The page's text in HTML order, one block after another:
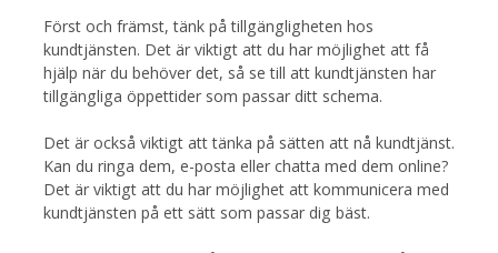
Först och främst, tänk på tillgängligheten hos
kundtjänsten. Det är viktigt att du har möjlighet att få
hjälp när du behöver det, så se till att kundtjänsten har
tillgängliga öppettider som passar ditt schema.
Det är också viktigt att tänka på sätten att nå kundtjänst.
Kan du ringa dem, e-posta eller chatta med dem online?
Det är viktigt att du har möjlighet att kommunicera med
kundtjänsten på ett sätt som passar dig bäst.